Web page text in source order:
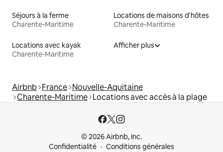
Séjours à la ferme
Charente-Maritime
Locations de maisons d'hôtes
Charente-Maritime
Locations avec kayak
Charente-Maritime
Afficher plus
Airbnb France Nouvelle-Aquitaine
Charente-Maritime Locations avec accès à la plage
© 2026 Airbnb, Inc.
Confidentialité
Conditions générales